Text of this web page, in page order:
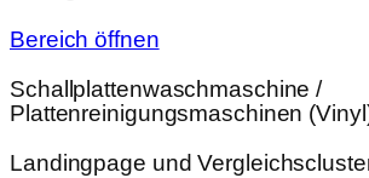
Bereich öffnen
Schallplattenwaschmaschine /
Plattenreinigungsmaschinen
Landingpage und